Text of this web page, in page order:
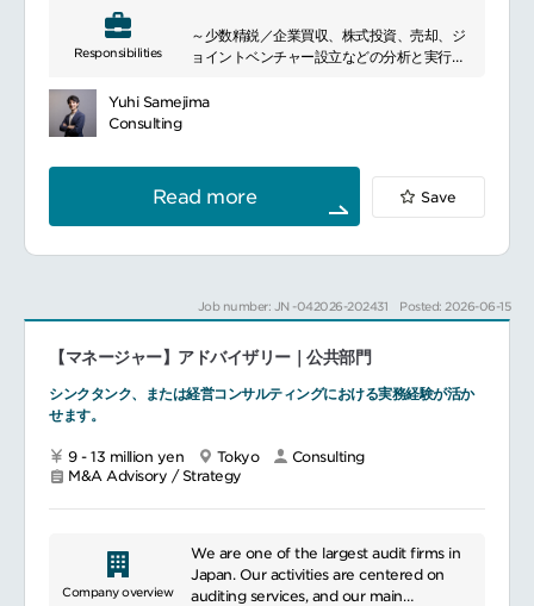
improvement, and information system
implementation. We offer customized
needs of our clients, supporting their
expertise, provides total support from
strategy formulation to implementation,
adding value to our clients\' businesses.
Responsibilities
～少数精鋭／企業買収、株式投資、売却、ジ
ョイントベンチャー設立などの分析と実行～
本ポジションは、少数精鋭のコーポレート・
ら論点を構造化し、関係者を巻き込みなが
ら、ソーシングからディールエグゼキューシ
ョンまでを実質的にリードするプレイングマ
ネージャーとして推進する役割を担います。
このポジションでは、高い意欲と多い行動
グやデューデリジェンスの経験、プロジェク
■具体的な業務内容
CEOをはじめ、事業部門のリーダーや経営企
画ユニットと協力し、全社及び事業部門の成
長計画におけるインオーガニック戦略策定と
ディール検討における論点・選択肢・リスク
を整理し、意思決定者（CEO・事業部門等）
が判断しやすい形で提示・議論をリード
Yuhi Samejima
Consulting
Read more Save
Job number: JN -042026-202431 Posted: 2026-06-15
【マネージャー】アドバイザリー｜公共部門
シンクタンク、または経営コンサルティングにおける実務経験が活か
せます。
9 - 13 million yen Tokyo
Consulting
M&A Advisory / Strategy
Company overview
We are one of the largest audit firms in
Japan. Our activities are centered on
auditing services, and our main